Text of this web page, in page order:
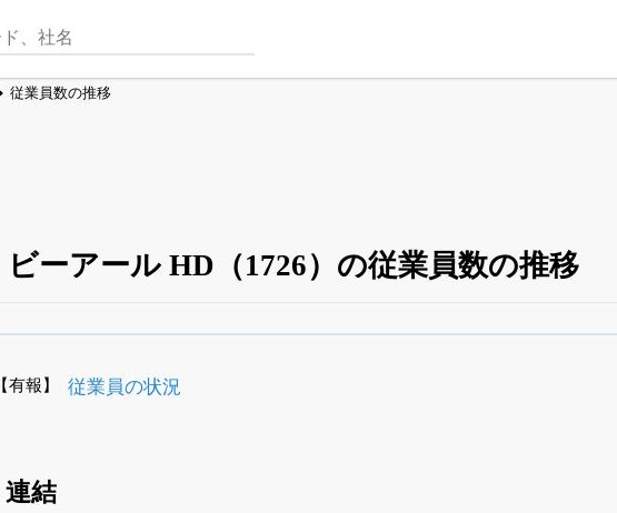
従業員数の推移
ビーアール HD（1726）の従業員数の推移
無料でβ版をはじめる
【有報】 従業員の状況
連結